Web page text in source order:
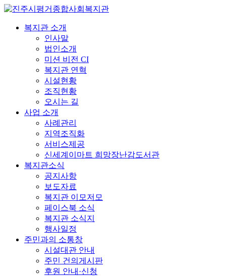
복지관 소개
인사말
법인소개
미션 비전 CI
복지관 연혁
시설현황
조직현황
오시는 길
사업 소개
사례관리
지역조직화
서비스제공
신세계이마트 희망장난감도서관
복지관소식
공지사항
보도자료
복지관 이모저모
페이스북 소식
복지관 소식지
행사일정
주민과의 소통창
시설대관 안내
주민 건의게시판
후원 안내·신청